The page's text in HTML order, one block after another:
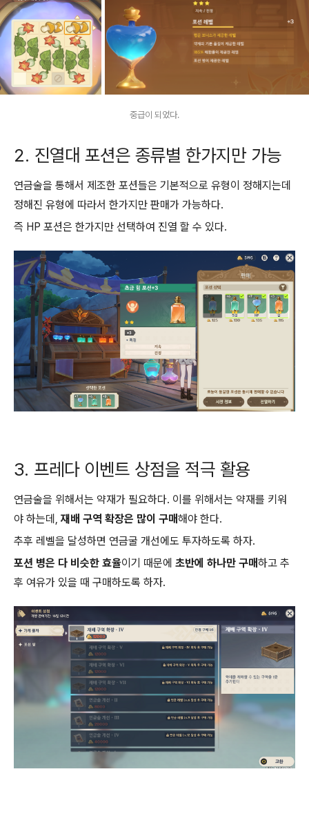
중급이 되었다.
2. 진열대 포션은 종류별 한가지만 가능
연금술을 통해서 제조한 포션들은 기본적으로 유형이 정해지는데
정해진 유형에 따라서 한가지만 판매가 가능하다.
즉 HP 포션은 한가지만 선택하여 진열 할 수 있다.
3. 프레다 이벤트 상점을 적극 활용
연금술을 위해서는 약재가 필요하다. 이를 위해서는 약재를 키워
야 하는데, 재배 구역 확장은 많이 구매해야 한다.
추후 레벨을 달성하면 연금굴 개선에도 투자하도록 하자.
포션 병은 다 비슷한 효율이기 때문에 초반에 하나만 구매하고 추
후 여유가 있을 때 구매하도록 하자.